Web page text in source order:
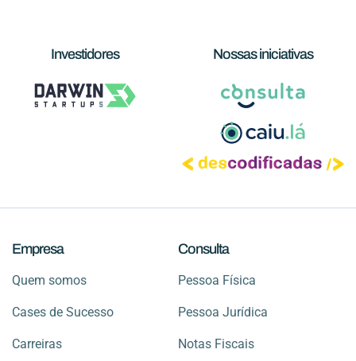
Investidores Nossas iniciativas
Empresa
Quem somos
Cases de Sucesso
Carreiras
Consulta
Pessoa Física
Pessoa Jurídica
Notas Fiscais